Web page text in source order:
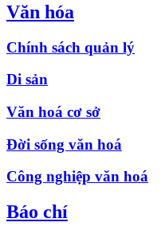
Văn hóa
Chính sách quản lý
Di sản
Văn hoá cơ sở
Đời sống văn hoá
Công nghiệp văn hoá
Báo chí